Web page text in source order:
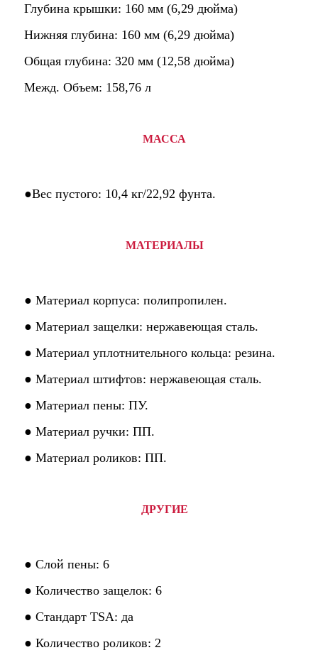
Глубина крышки: 160 мм (6,29 дюйма)
Нижняя глубина: 160 мм (6,29 дюйма)
Общая глубина: 320 мм (12,58 дюйма)
Межд. Объем: 158,76 л
МАССА
●Вес пустого: 10,4 кг/22,92 фунта.
МАТЕРИАЛЫ
● Материал корпуса: полипропилен.
● Материал защелки: нержавеющая сталь.
● Материал уплотнительного кольца: резина.
● Материал штифтов: нержавеющая сталь.
● Материал пены: ПУ.
● Материал ручки: ПП.
● Материал роликов: ПП.
ДРУГИЕ
● Слой пены: 6
● Количество защелок: 6
● Стандарт TSA: да
● Количество роликов: 2